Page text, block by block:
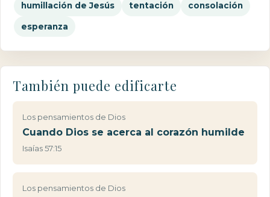
humillación de Jesús tentación consolación
esperanza
También puede edificarte
Los pensamientos de Dios
Cuando Dios se acerca al corazón humilde
Isaías 57:15
Los pensamientos de Dios